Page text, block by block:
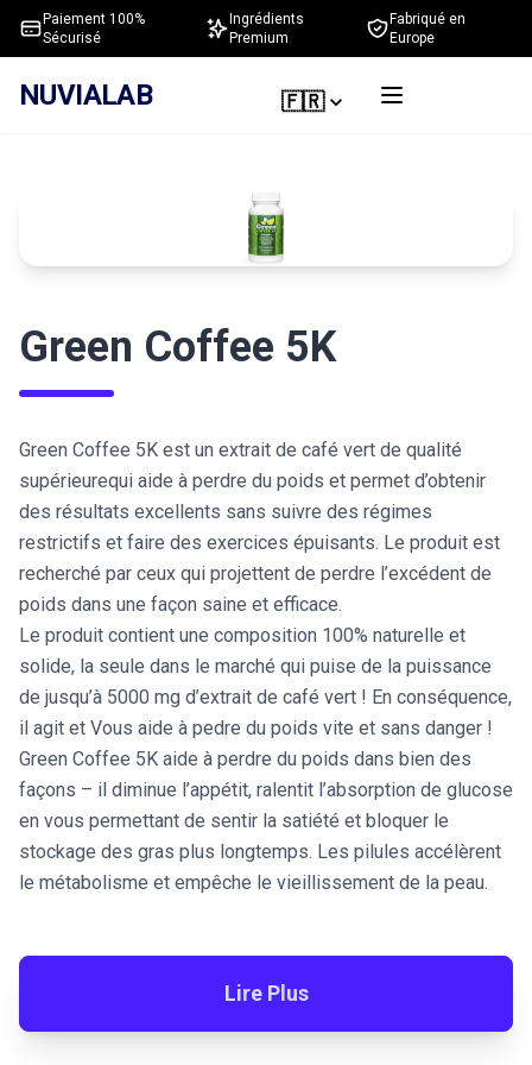
Paiement 100%
Sécurisé
Ingrédients
Premium
Fabriqué en
Europe
NUVIALAB 🇫🇷
Green Coffee 5K
Green Coffee 5K est un extrait de café vert de qualité
supérieurequi aide à perdre du poids et permet d’obtenir
des résultats excellents sans suivre des régimes
restrictifs et faire des exercices épuisants. Le produit est
recherché par ceux qui projettent de perdre l’excédent de
poids dans une façon saine et efficace.
Le produit contient une composition 100% naturelle et
solide, la seule dans le marché qui puise de la puissance
de jusqu’à 5000 mg d’extrait de café vert ! En conséquence,
il agit et Vous aide à pedre du poids vite et sans danger !
Green Coffee 5K aide à perdre du poids dans bien des
façons – il diminue l’appétit, ralentit l’absorption de glucose
en vous permettant de sentir la satiété et bloquer le
stockage des gras plus longtemps. Les pilules accélèrent
le métabolisme et empêche le vieillissement de la peau.
Lire Plus